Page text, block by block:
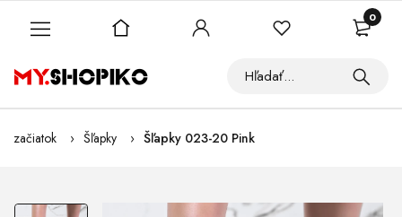
začiatok Šľapky Šľapky 023-20 Pink
0